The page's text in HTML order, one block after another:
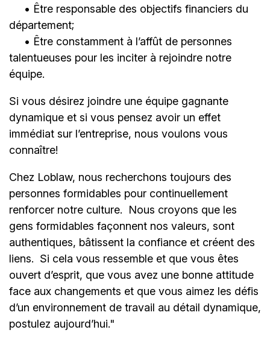
• Être responsable des objectifs financiers du
département;
• Être constamment à l’affût de personnes
talentueuses pour les inciter à rejoindre notre
équipe.
Si vous désirez joindre une équipe gagnante
dynamique et si vous pensez avoir un effet
immédiat sur l’entreprise, nous voulons vous
connaître!
Chez Loblaw, nous recherchons toujours des
personnes formidables pour continuellement
renforcer notre culture. Nous croyons que les
gens formidables façonnent nos valeurs, sont
authentiques, bâtissent la confiance et créent des
liens. Si cela vous ressemble et que vous êtes
ouvert d’esprit, que vous avez une bonne attitude
face aux changements et que vous aimez les défis
d’un environnement de travail au détail dynamique,
postulez aujourd’hui."